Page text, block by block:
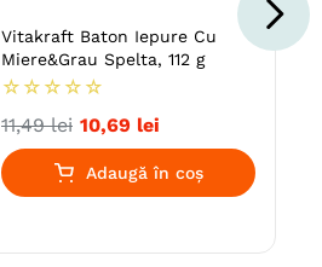
Vitakraft Baton Iepure Cu
Miere&Grau Spelta, 112 g
☆ ☆ ☆ ☆ ☆
11,49 lei 10,69 lei
Adaugă în coș